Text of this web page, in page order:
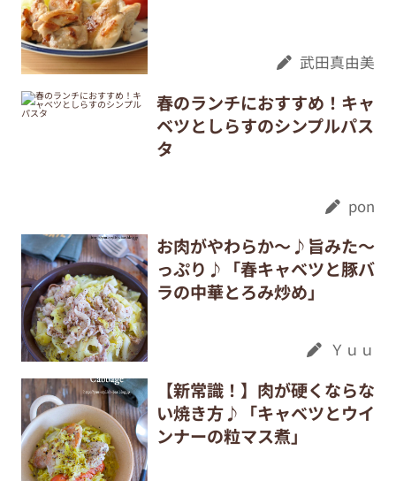
武田真由美
春のランチにおすすめ！キャ
ベツとしらすのシンプルパス
タ
pon
お肉がやわらか〜♪旨みた〜
っぷり♪「春キャベツと豚バ
ラの中華とろみ炒め」
Ｙｕｕ
【新常識！】肉が硬くならな
い焼き方♪「キャベツとウイ
ンナーの粒マス煮」